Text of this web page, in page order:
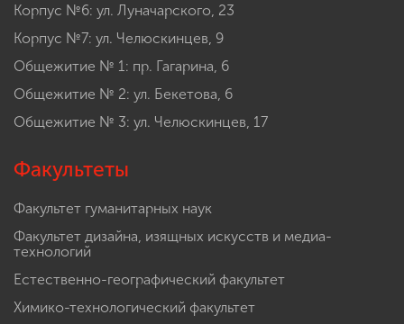
Корпус №6: ул. Луначарского, 23
Корпус №7: ул. Челюскинцев, 9
Общежитие № 1: пр. Гагарина, 6
Общежитие № 2: ул. Бекетова, 6
Общежитие № 3: ул. Челюскинцев, 17
Факультеты
Факультет гуманитарных наук
Факультет дизайна, изящных искусств и медиа-
технологий
Естественно-географический факультет
Химико-технологический факультет